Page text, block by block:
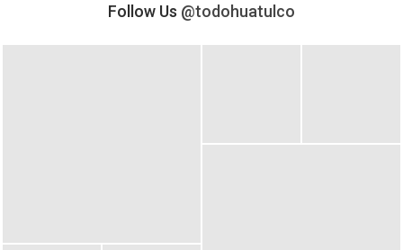
Follow Us @todohuatulco